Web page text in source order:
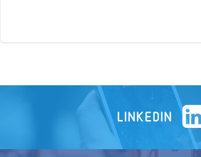
LINKEDIN